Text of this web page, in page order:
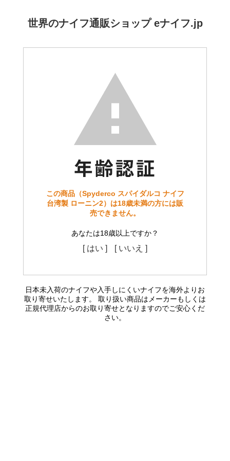
世界のナイフ通販ショップ eナイフ.jp
この商品（Spyderco スパイダルコ ナイフ
台湾製 ローニン2）は18歳未満の方には販
売できません。
あなたは18歳以上ですか？
[ はい ] [ いいえ ]
日本未入荷のナイフや入手しにくいナイフを海外よりお
取り寄せいたします。 取り扱い商品はメーカーもしくは
正規代理店からのお取り寄せとなりますのでご安心くだ
さい。